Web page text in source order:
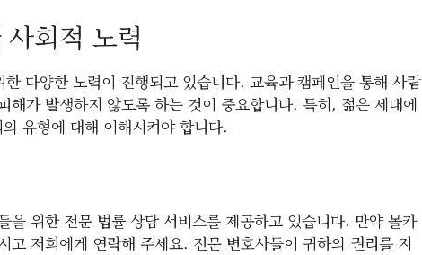
회적 노력
다양한 노력이 진행되고 있습니다. 교육과 캠페인을 통해 사람
해가 발생하지 않도록 하는 것이 중요합니다. 특히, 젊은 세대에
유형에 대해 이해시켜야 합니다.
을 위한 전문 법률 상담 서비스를 제공하고 있습니다. 만약 몰카
고 저희에게 연락해 주세요. 전문 변호사들이 귀하의 권리를 지